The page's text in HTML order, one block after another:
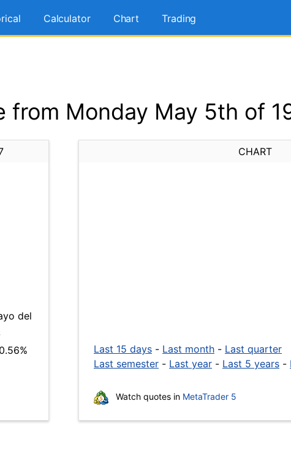
Calculator Chart Trading
from Monday May 5th of
del
CHART
Last 15 days - Last month - Last quarter
Last semester - Last year - Last 5 years -
Watch quotes in MetaTrader 5